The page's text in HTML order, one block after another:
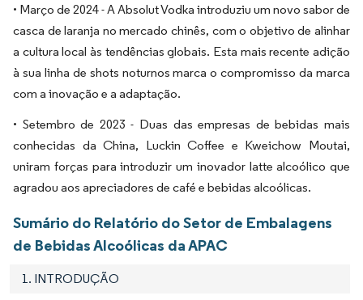
• Março de 2024 - A Absolut Vodka introduziu um novo sabor de
casca de laranja no mercado chinês, com o objetivo de alinhar
a cultura local às tendências globais. Esta mais recente adição
à sua linha de shots noturnos marca o compromisso da marca
com a inovação e a adaptação.
• Setembro de 2023 - Duas das empresas de bebidas mais
conhecidas da China, Luckin Coffee e Kweichow Moutai,
uniram forças para introduzir um inovador latte alcoólico que
agradou aos apreciadores de café e bebidas alcoólicas.
Sumário do Relatório do Setor de Embalagens
de Bebidas Alcoólicas da APAC
1. INTRODUÇÃO